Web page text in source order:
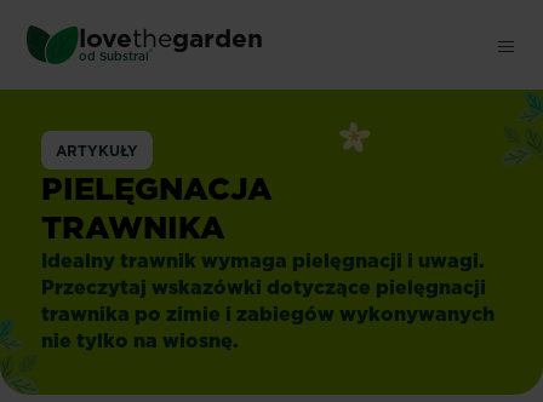
main
content
lovethegarden
od Substral ®
ARTYKUŁY
PIELĘGNACJA
TRAWNIKA
Idealny trawnik wymaga pielęgnacji i uwagi.
Przeczytaj wskazówki dotyczące pielęgnacji
trawnika po zimie i zabiegów wykonywanych
nie tylko na wiosnę.